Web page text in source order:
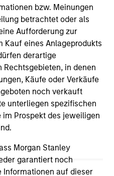
bzw. Meinungen
betrachtet oder als
Aufforderung zur
Kauf eines Anlageprodukts
derartige
Rechtsgebieten, in denen
Käufe oder Verkäufe
noch verkauft
unterliegen spezifischen
Prospekt des jeweiligen
Morgan Stanley
garantiert noch
Informationen auf dieser
inclusion of any hyperlink is
approval,
by us of any
site. In no event
information contained on